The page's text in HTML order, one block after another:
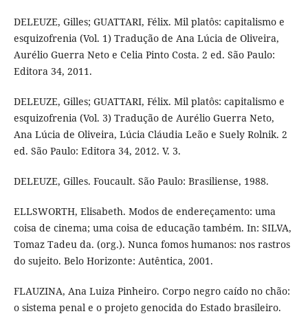
DELEUZE, Gilles; GUATTARI, Félix. Mil platôs: capitalismo e
esquizofrenia (Vol. 1) Tradução de Ana Lúcia de Oliveira,
Aurélio Guerra Neto e Celia Pinto Costa. 2 ed. São Paulo:
Editora 34, 2011.
DELEUZE, Gilles; GUATTARI, Félix. Mil platôs: capitalismo e
esquizofrenia (Vol. 3) Tradução de Aurélio Guerra Neto,
Ana Lúcia de Oliveira, Lúcia Cláudia Leão e Suely Rolnik. 2
ed. São Paulo: Editora 34, 2012. V. 3.
DELEUZE, Gilles. Foucault. São Paulo: Brasiliense, 1988.
ELLSWORTH, Elisabeth. Modos de endereçamento: uma
coisa de cinema; uma coisa de educação também. In: SILVA,
Tomaz Tadeu da. (org.). Nunca fomos humanos: nos rastros
do sujeito. Belo Horizonte: Autêntica, 2001.
FLAUZINA, Ana Luiza Pinheiro. Corpo negro caído no chão:
o sistema penal e o projeto genocida do Estado brasileiro.